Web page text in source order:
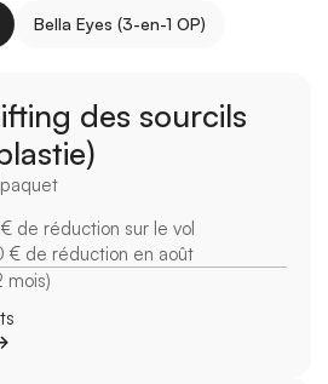
Bella Eyes (3-en-1 OP)
des sourcils
de réduction sur le vol
€ de réduction en août
mois)